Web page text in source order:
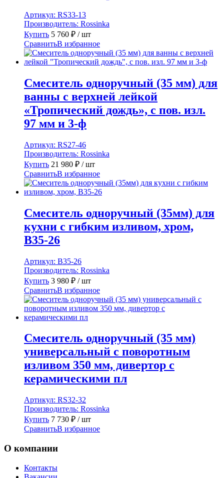
Артикул: RS33-13
Производитель: Rossinka
Купить 5 760 ₽ / шт
СравнитьВ избранное
Смеситель одноручный (35 мм) для
ванны с верхней лейкой
«Тропический дождь», с пов. изл.
97 мм и 3-ф
Артикул: RS27-46
Производитель: Rossinka
Купить 21 980 ₽ / шт
СравнитьВ избранное
Смеситель одноручный (35мм) для
кухни с гибким изливом, хром,
B35-26
Артикул: B35-26
Производитель: Rossinka
Купить 3 980 ₽ / шт
СравнитьВ избранное
Смеситель одноручный (35 мм)
универсальный с поворотным
изливом 350 мм, дивертор с
керамическими пл
Артикул: RS32-32
Производитель: Rossinka
Купить 7 730 ₽ / шт
СравнитьВ избранное
О компании
Контакты